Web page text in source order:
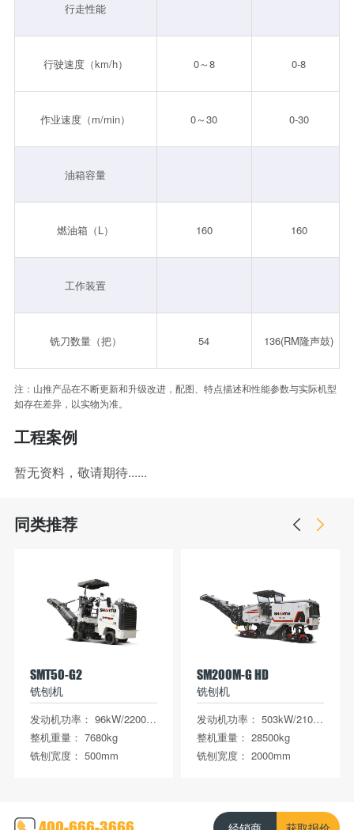
行走性能
行驶速度（km/h） 0～8 0-8
作业速度（m/min） 0～30 0-30
油箱容量
燃油箱（L） 160 160
工作装置
铣刀数量（把） 54 136(RM隆声鼓)
注：山推产品在不断更新和升级改进，配图、特点描述和性能参数与实际机型
如存在差异，以实物为准。
工程案例
暂无资料，敬请期待......
同类推荐
SMT50-G2
铣刨机
发动机功率： 96kW/2200 rpm
整机重量： 7680kg
铣刨宽度： 500mm
SM200M-G HD
铣刨机
发动机功率： 503kW/2100 rpm满足国IV排放
整机重量： 28500kg
铣刨宽度： 2000mm